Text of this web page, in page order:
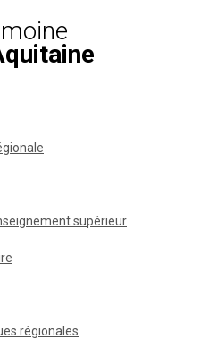
supérieur
régionales